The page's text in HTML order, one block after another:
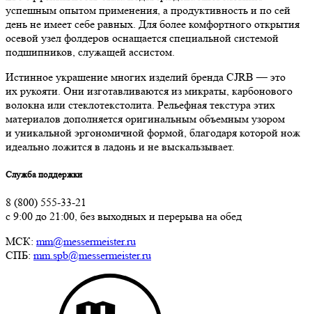
успешным опытом применения, а продуктивность и по сей
день не имеет себе равных. Для более комфортного открытия
осевой узел фолдеров оснащается специальной системой
подшипников, служащей ассистом.
Истинное украшение многих изделий бренда CJRB — это
их рукояти. Они изготавливаются из микраты, карбонового
волокна или стеклотекстолита. Рельефная текстура этих
материалов дополняется оригинальным объемным узором
и уникальной эргономичной формой, благодаря которой нож
идеально ложится в ладонь и не выскальзывает.
Служба поддержки
8 (800) 555-33-21
с 9:00 до 21:00, без выходных и перерыва на обед
МСК: mm@messermeister.ru
СПБ: mm.spb@messermeister.ru